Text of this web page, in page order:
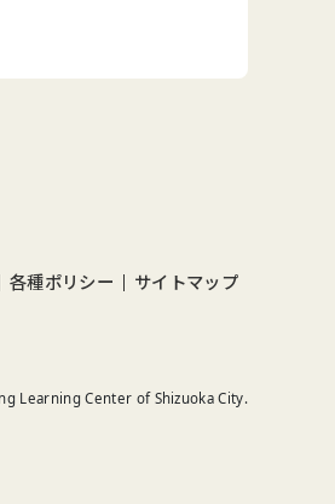
各種ポリシー サイトマップ
Learning Center of Shizuoka City.